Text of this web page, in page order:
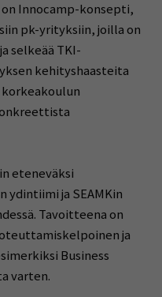
on Innocamp-konsepti,
pk-yrityksiin, joilla on
selkeää TKI-
kehityshaasteita
korkeakoulun
eteneväksi
ydintiimi ja SEAMKin
Tavoitteena on
ja
Business
varten.